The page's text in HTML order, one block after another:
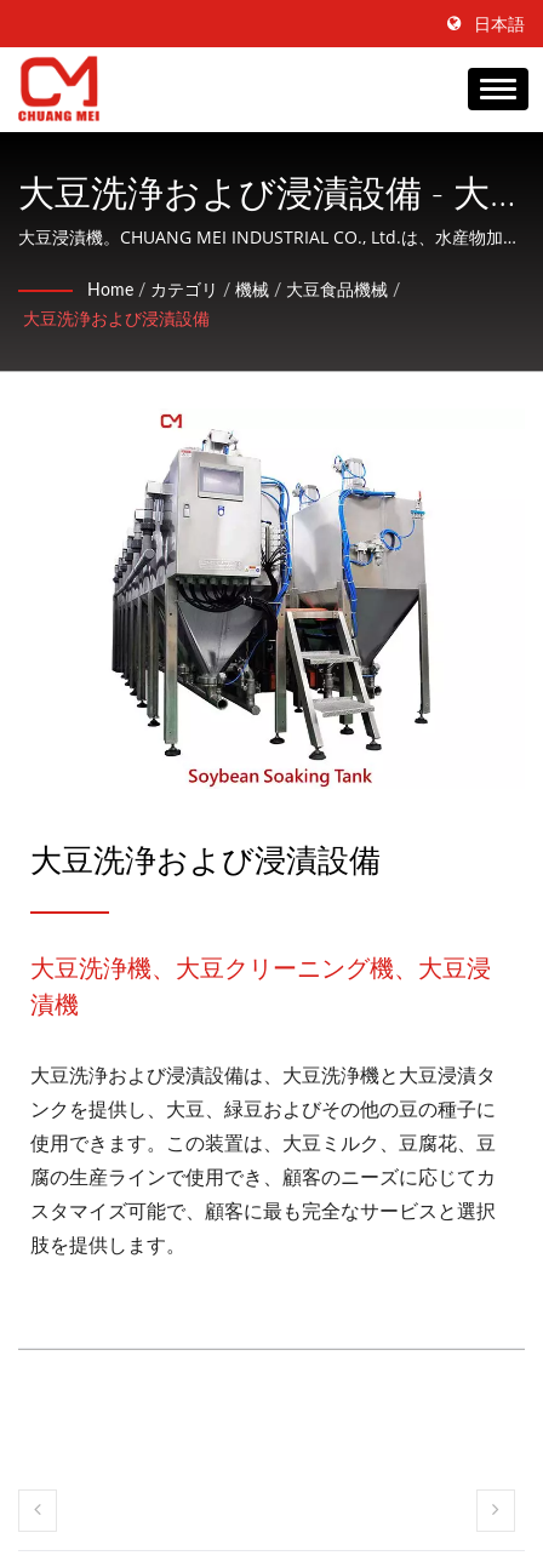
日本語
大豆洗浄および浸漬設備 - 大
豆洗浄機、大豆クリーニング
機、大豆浸漬機 | 台湾を拠点
とした食品加工機械および設
備メーカー | CHUANG MEI
INDUSTRIAL CO.
大豆浸漬機。CHUANG MEI INDUSTRIAL CO., Ltd.は、水産物加工
る会社です。
Home / カテゴリ / 機械 / 大豆食品機械 /
大豆洗浄および浸漬設備
大豆洗浄および浸漬設備
大豆洗浄機、大豆クリーニング機、大豆浸
漬機
大豆洗浄および浸漬設備は、大豆洗浄機と大豆浸漬タ
ンクを提供し、大豆、緑豆およびその他の豆の種子に
使用できます。この装置は、大豆ミルク、豆腐花、豆
腐の生産ラインで使用でき、顧客のニーズに応じてカ
スタマイズ可能で、顧客に最も完全なサービスと選択
肢を提供します。